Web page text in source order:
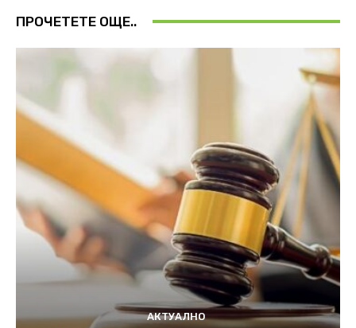
ПРОЧЕТЕТЕ ОЩЕ..
АКТУАЛНО